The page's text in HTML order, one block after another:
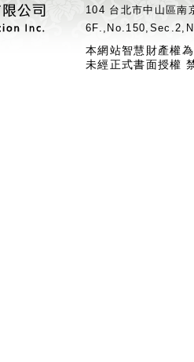
104 台北市中山區
本網站智慧財產權
未經正式書面授權